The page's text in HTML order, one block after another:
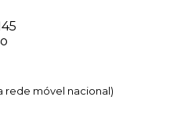
rede móvel nacional)